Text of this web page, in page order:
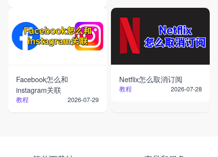
Facebook怎么和
instagram关联
教程 2026-07-29
Netflix怎么取消订阅
教程 2026-07-28